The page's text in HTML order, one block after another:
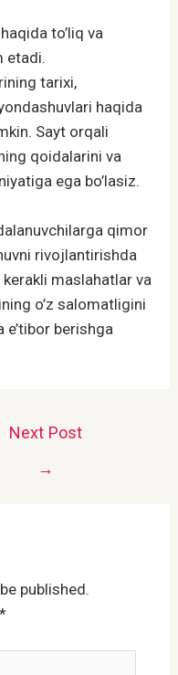
to’liq va
etadi.
tarixi,
haqida
Sayt orqali
qoidalarini va
ega bo’lasiz.
qimor
rivojlantirishda
maslahatlar va
o’z salomatligini
berishga
Next Post
→
published.
*